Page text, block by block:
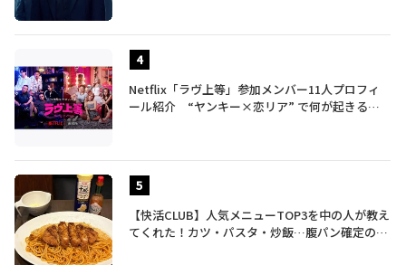
Netflix「ラヴ上等」参加メンバー11人プロフィ
ール紹介 “ヤンキー×恋リア” で何が起きる？
【快活CLUB】人気メニューTOP3を中の人が教え
てくれた！カツ・パスタ・炒飯…腹パン確定のガ